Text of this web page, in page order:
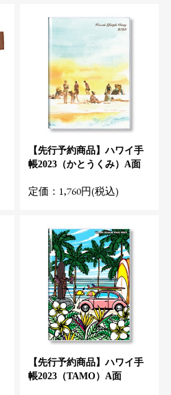
【先行予約商品】ハワイ手
帳2023（かとうくみ）A面
定価：1,760円(税込)
【先行予約商品】ハワイ手
帳2023（TAMO）A面